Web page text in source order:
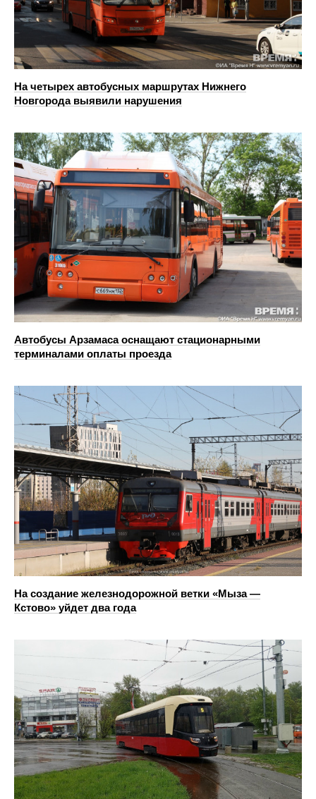
На четырех автобусных маршрутах Нижнего
Новгорода выявили нарушения
Автобусы Арзамаса оснащают стационарными
терминалами оплаты проезда
На создание железнодорожной ветки «Мыза —
Кстово» уйдет два года